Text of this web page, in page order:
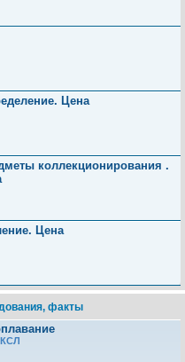
Цена
коллекционирования .
Цена
факты
КСЛ